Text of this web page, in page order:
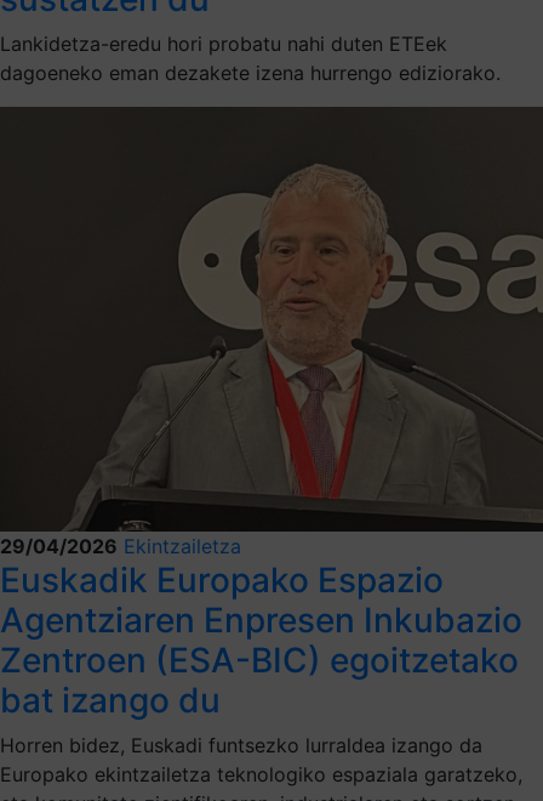
Lankidetza-eredu hori probatu nahi duten ETEek
dagoeneko eman dezakete izena hurrengo ediziorako.
29/04/2026 Ekintzailetza
Euskadik Europako Espazio
Agentziaren Enpresen Inkubazio
Zentroen (ESA-BIC) egoitzetako
bat izango du
Horren bidez, Euskadi funtsezko lurraldea izango da
Europako ekintzailetza teknologiko espaziala garatzeko,